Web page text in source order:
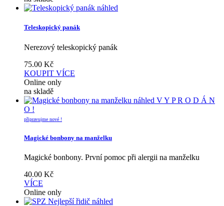
náhled
Teleskopický panák
Nerezový teleskopický panák
75.00 Kč
KOUPIT VÍCE
Online only
na skladě
náhled V Y P R O D Á N
O !
připravujme nové !
Magické bonbony na manželku
Magické bonbony. První pomoc při alergii na manželku
40.00 Kč
VÍCE
Online only
náhled